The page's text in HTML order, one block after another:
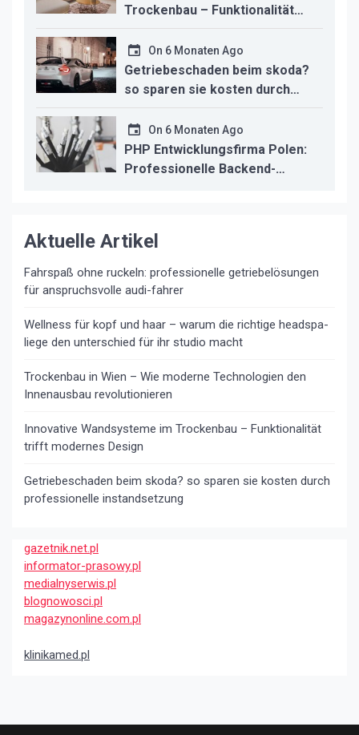
Trockenbau – Funktionalität
trifft modernes Design
On 6 Monaten Ago
Getriebeschaden beim skoda?
so sparen sie kosten durch
professionelle instandsetzung
On 6 Monaten Ago
PHP Entwicklungsfirma Polen:
Professionelle Backend-
Aktuelle Artikel
Fahrspaß ohne ruckeln: professionelle getriebelösungen
für anspruchsvolle audi-fahrer
Wellness für kopf und haar – warum die richtige headspa-
liege den unterschied für ihr studio macht
Trockenbau in Wien – Wie moderne Technologien den
Innenausbau revolutionieren
Innovative Wandsysteme im Trockenbau – Funktionalität
trifft modernes Design
Getriebeschaden beim skoda? so sparen sie kosten durch
professionelle instandsetzung
gazetnik.net.pl
informator-prasowy.pl
medialnyserwis.pl
blognowosci.pl
magazynonline.com.pl
klinikamed.pl